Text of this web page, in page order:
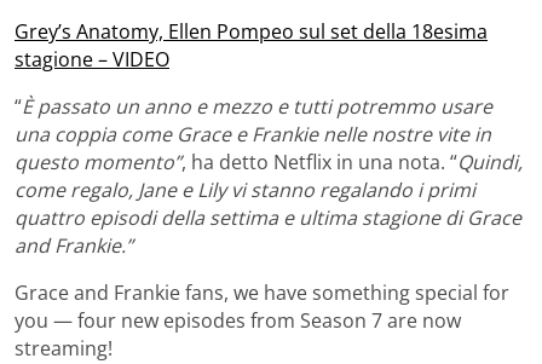
Grey’s Anatomy, Ellen Pompeo sul set della 18esima
stagione – VIDEO
“È passato un anno e mezzo e tutti potremmo usare
una coppia come Grace e Frankie nelle nostre vite in
questo momento”, ha detto Netflix in una nota. “Quindi,
come regalo, Jane e Lily vi stanno regalando i primi
quattro episodi della settima e ultima stagione di Grace
and Frankie.”
Grace and Frankie fans, we have something special for
you — four new episodes from Season 7 are now
streaming!